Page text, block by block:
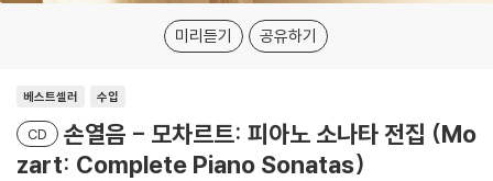
미리듣기 공유하기
베스트셀러 수입
CD
손열음 - 모차르트: 피아노 소나타 전집 (Mo
zart: Complete Piano Sonatas)